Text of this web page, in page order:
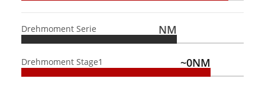
Drehmoment Serie NM
Drehmoment Stage1 ~0NM